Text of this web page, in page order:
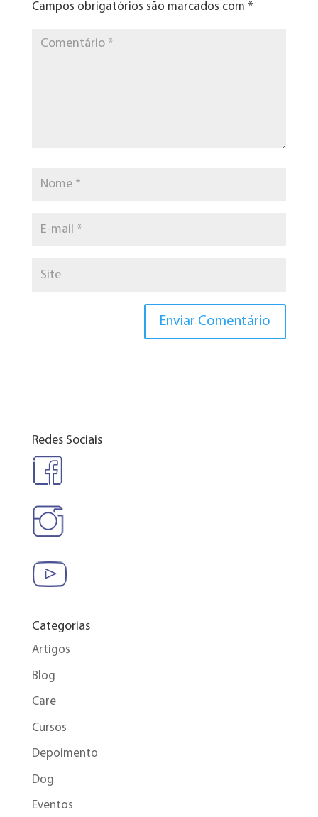
Campos obrigatórios são marcados com *
Redes Sociais
Categorias
Artigos
Blog
Care
Cursos
Depoimento
Dog
Eventos